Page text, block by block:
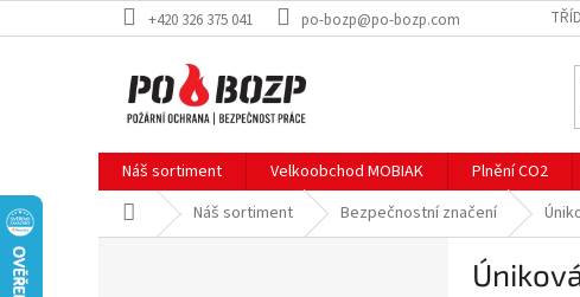
na
+420 326 375 041 po-bozp@po-bozp.com
Náš sortiment Velkoobchod MOBIAK Plnění CO2
Domů Náš sortiment Bezpečnostní značení